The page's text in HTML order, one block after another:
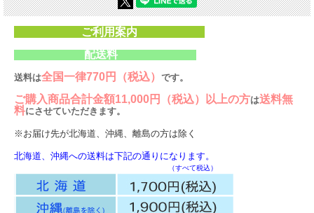
ご利用案内
配送料
送料は全国一律770円（税込） です。
ご購入商品合計金額11,000円（税込）以上の方は送料無
料にさせていただきます。
※お届け先が北海道、沖縄、離島の方は除く
北海道、沖縄への送料は下記の通りになります。
（すべて税込）